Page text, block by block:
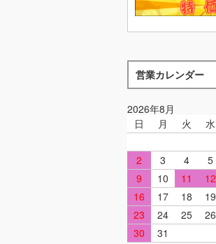
営業カレンダー
2026年8月
日
月 火 水
2
3 4 5
9
10 11 12
16
17 18 19
23
24 25 26
30
31